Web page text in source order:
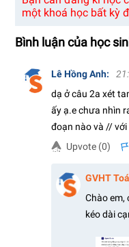
một khoá học bất kỳ
Bình luận của học
Lê Hồng Anh:
dạ ở câu 2a xét
ấy ạ.e chưa nhìn
đoạn nào và // với
Upvote (0)
GVHT
Chào em,
kéo dài